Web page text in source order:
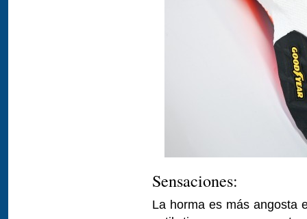
Sensaciones:
La horma es más angosta